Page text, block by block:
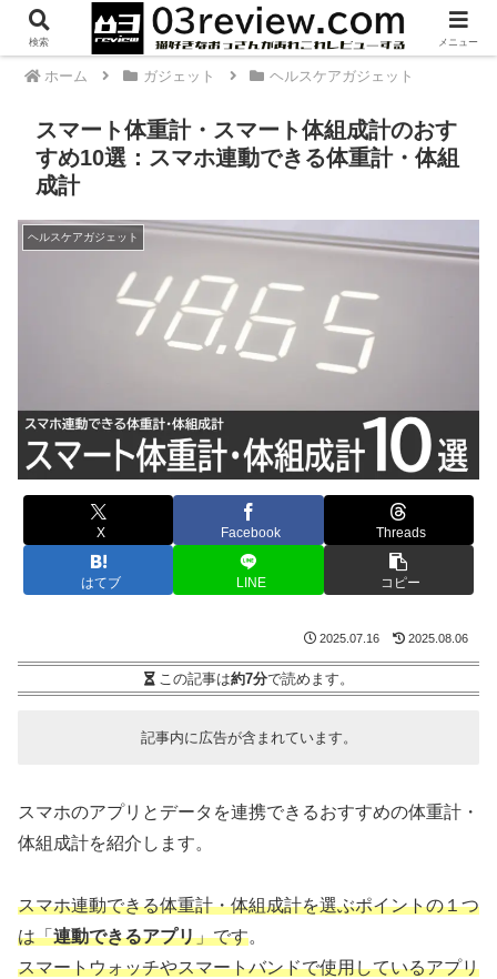
PR
ホーム ガジェット ヘルスケアガジェット
スマート体重計・スマート体組成計のおす
すめ10選：スマホ連動できる体重計・体組
成計
ヘルスケアガジェット
X Facebook Threads
はてブ LINE コピー
2025.07.16 2025.08.06
この記事は約7分で読めます。
記事内に広告が含まれています。
スマホのアプリとデータを連携できるおすすめの体重計・
体組成計を紹介します。
スマホ連動できる体重計・体組成計を選ぶポイントの１つ
は「連動できるアプリ」です。
スマートウォッチやスマートバンドで使用しているアプリ
検索 メニュー